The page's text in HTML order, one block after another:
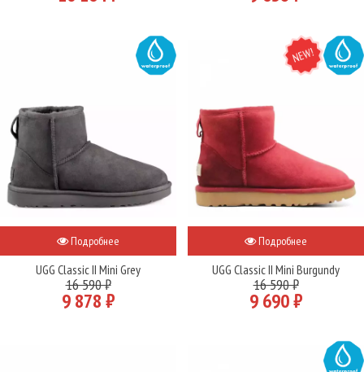
WATER
Подробнее
UGG Classic II Mini Grey
16 590 ₽
9 878 ₽
NEW WATER
Подробнее
UGG Classic II Mini Burgundy
16 590 ₽
9 690 ₽
WATER